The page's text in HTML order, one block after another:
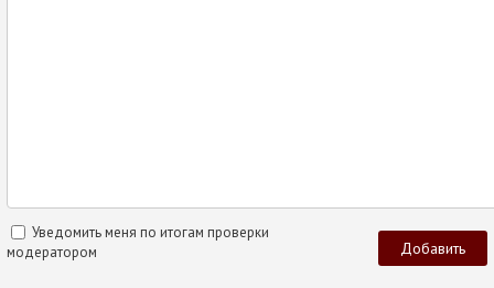
Уведомить меня по итогам проверки
модератором